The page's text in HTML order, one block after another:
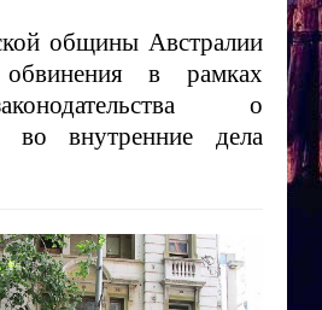
общины Австралии
обвинения в рамках
о
во внутренние дела